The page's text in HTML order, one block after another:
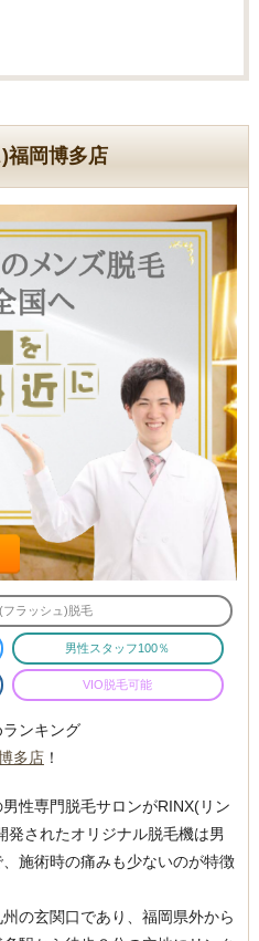
福岡博多店
フラッシュ)脱毛
男性スタッフ100％
VIO脱毛可能
ンキング
多店！
性専門脱毛サロンがRINX(リン
発されたオリジナル脱毛機は男
施術時の痛みも少ないのが特徴
の玄関口であり、福岡県外から